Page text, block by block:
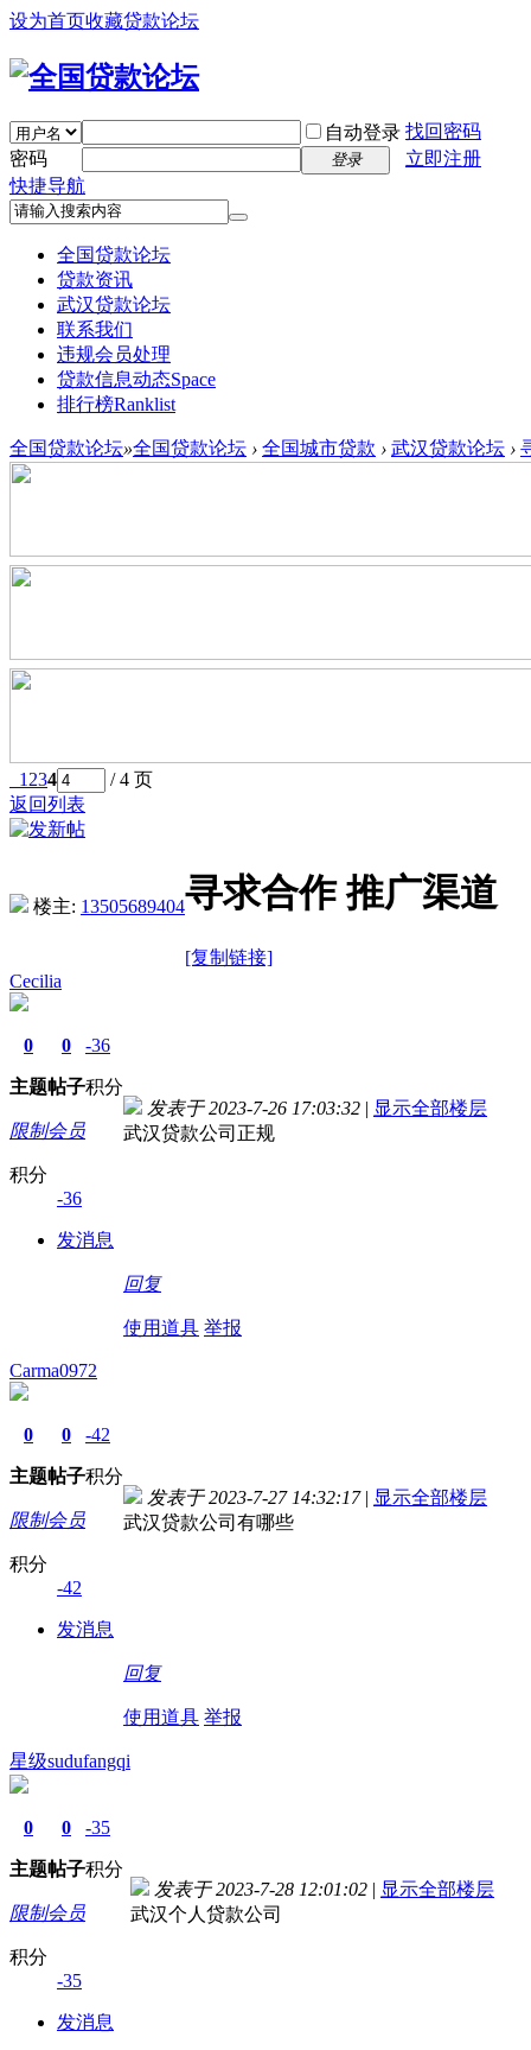
设为首页收藏贷款论坛
自动登录 找回密码
密码
登录
立即注册
快捷导航
全国贷款论坛
贷款资讯
武汉贷款论坛
联系我们
违规会员处理
贷款信息动态Space
排行榜Ranklist
全国贷款论坛»全国贷款论坛 › 全国城市贷款 › 武汉贷款论坛 ›
1 234
/ 4 页
返回列表
楼主: 13505689404寻求合作 推广渠道
[复制链接]
Cecilia
0
主题
0
帖子
-36
积分
限制会员
积分
-36
发消息
发表于 2023-7-26 17:03:32 | 显示全部楼层
武汉贷款公司正规
回复
使用道具 举报
Carma0972
0
主题
0
帖子
-42
积分
限制会员
积分
-42
发消息
发表于 2023-7-27 14:32:17 | 显示全部楼层
武汉贷款公司有哪些
回复
使用道具 举报
星级sudufangqi
0
主题
0
帖子
-35
积分
限制会员
积分
-35
发消息
发表于 2023-7-28 12:01:02 | 显示全部楼层
武汉个人贷款公司